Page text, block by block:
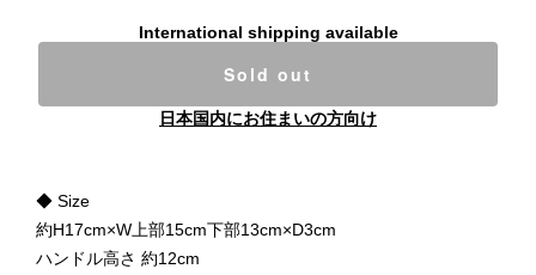
International shipping available
Sold out
日本国内にお住まいの方向け
◆ Size
約H17cm×W上部15cm下部13cm×D3cm
ハンドル高さ 約12cm